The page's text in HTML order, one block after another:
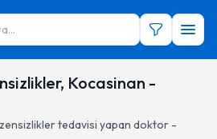
Kocasinan -
tedavisi yapan doktor -